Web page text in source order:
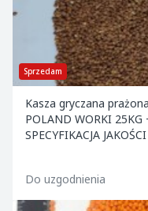
Sprzedam
Kasza gryczana
POLAND WORKI
SPECYFIKACJA
Do uzgodnienia